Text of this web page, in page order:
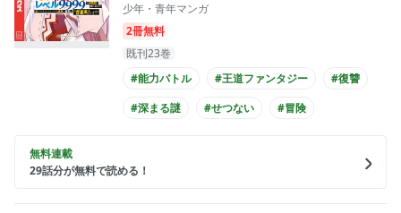
少年・青年マンガ
2冊無料
既刊23巻
#能力バトル
#王道ファンタジー
#復讐
#深まる謎
#せつない
#冒険
無料連載
29話分が無料で読める！